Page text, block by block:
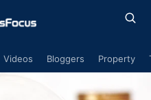
Videos Bloggers Property